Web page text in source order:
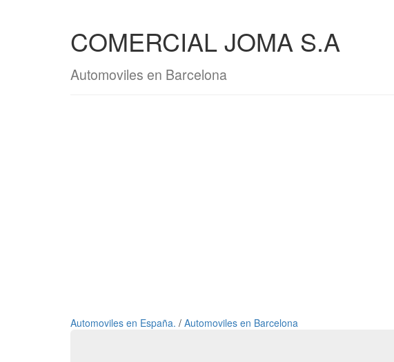
COMERCIAL JOMA S.A
Automoviles en Barcelona
Automoviles en España. / Automoviles en Barcelona